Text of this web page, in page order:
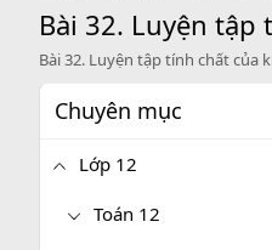
Bài 32. Luyện
Bài 32. Luyện tập tính chất của
Chuyên mục
Lớp 12
Toán 12